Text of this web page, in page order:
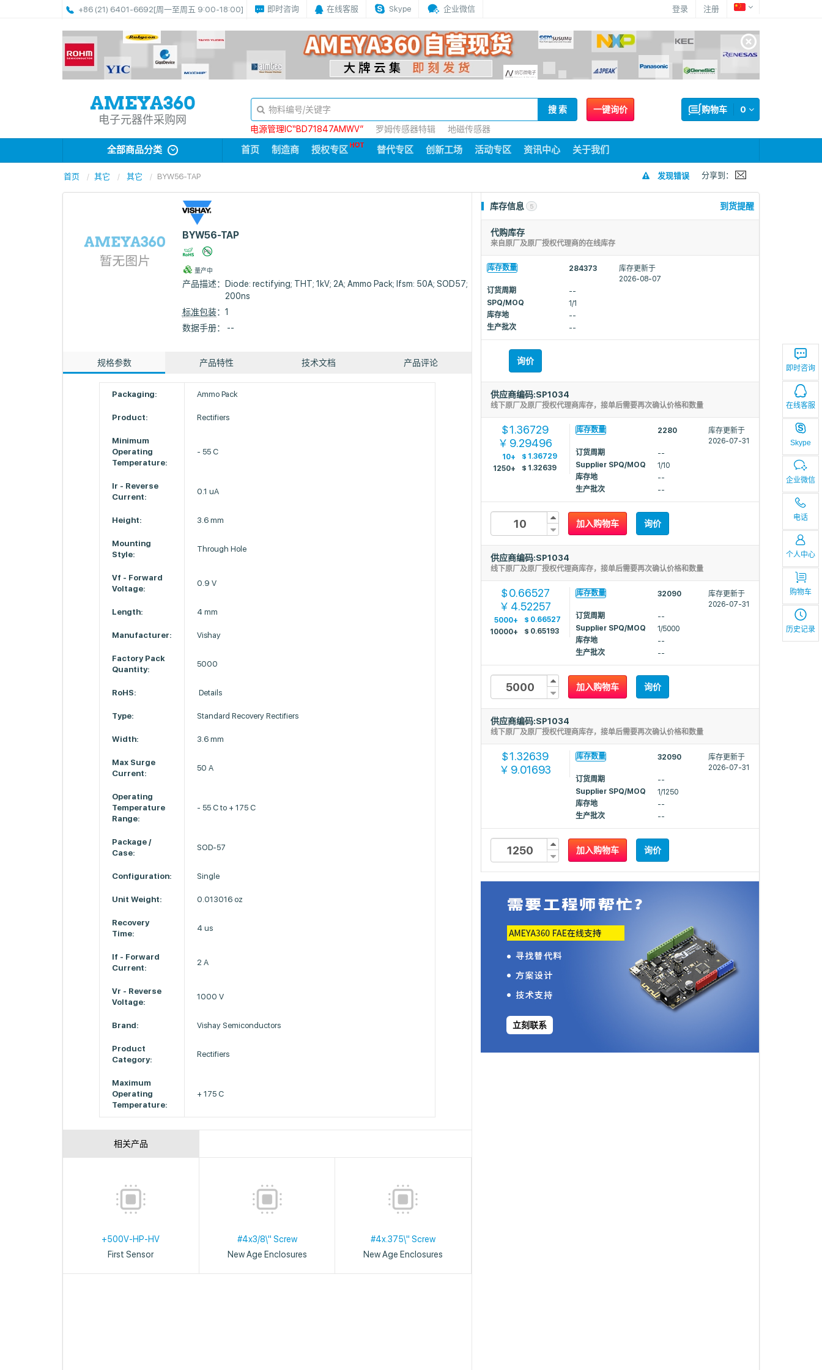
+86 (21) 6401-6692[周一至周五 9:00-18:00] 即时咨询 在线客服 Skype 企业微信 登录 注册
即时咨询
在线客服
Skype
企业微信
电话
个人中心
购物车
历史记录
电子元器件采购网
一键询价 0
购物车
搜 索
电源管理IC“BD71847AMWV”
罗姆传感器特辑 地磁传感器
全部商品分类 首页 制造商 授权专区 替代专区 创新工场 活动专区 资讯中心 关于我们
首页 其它 其它 BYW56-TAP 发现错误 分享到：
BYW56-TAP
量产中
产品描述：
Diode: rectifying; THT; 1kV; 2A; Ammo Pack; Ifsm: 50A; SOD57;
200ns
标准包装：1
数据手册： --
规格参数 产品特性 技术文档 产品评论
Packaging: Ammo Pack
Product: Rectifiers
Minimum
Operating
Temperature:
- 55 C
Ir - Reverse
Current:
0.1 uA
Height: 3.6 mm
Mounting
Style:
Through Hole
Vf - Forward
Voltage:
0.9 V
Length: 4 mm
Manufacturer: Vishay
Factory Pack
Quantity:
5000
RoHS: Details
Type: Standard Recovery Rectifiers
Width: 3.6 mm
Max Surge
Current:
50 A
Operating
Temperature
Range:
- 55 C to + 175 C
Package /
Case:
SOD-57
Configuration: Single
Unit Weight: 0.013016 oz
Recovery
Time:
4 us
If - Forward
Current:
2 A
Vr - Reverse
Voltage:
1000 V
Brand: Vishay Semiconductors
Product
Category:
Rectifiers
Maximum
Operating
Temperature:
+ 175 C
相关产品
+500V-HP-HV
First Sensor
#4x3/8\" Screw
New Age Enclosures
#4x.375\" Screw
New Age Enclosures
库存信息 5 到货提醒
代购库存
来自原厂及原厂授权代理商的在线库存
库存数量 284373
库存更新于
2026-08-07
订货周期
--
SPQ/MOQ
1/1
库存地
--
生产批次
--
询价
供应商编码:SP1034
线下原厂及原厂授权代理商库存，接单后需要再次确认价格和数量
$1.36729
￥ 9.29496
10+ $ 1.36729
1250+
$ 1.32639
库存数量 2280
库存更新于
2026-07-31
订货周期
--
Supplier SPQ/MOQ
1/10
库存地
--
生产批次
--
加入购物车 询价
供应商编码:SP1034
线下原厂及原厂授权代理商库存，接单后需要再次确认价格和数量
$0.66527
￥ 4.52257
5000+ $ 0.66527
10000+
$ 0.65193
库存数量 32090
库存更新于
2026-07-31
订货周期
--
Supplier SPQ/MOQ
1/5000
库存地
--
生产批次
--
加入购物车 询价
供应商编码:SP1034
线下原厂及原厂授权代理商库存，接单后需要再次确认价格和数量
$1.32639
￥ 9.01693
库存数量 32090
库存更新于
2026-07-31
订货周期
--
Supplier SPQ/MOQ
1/1250
库存地
--
生产批次
--
加入购物车 询价
立刻联系